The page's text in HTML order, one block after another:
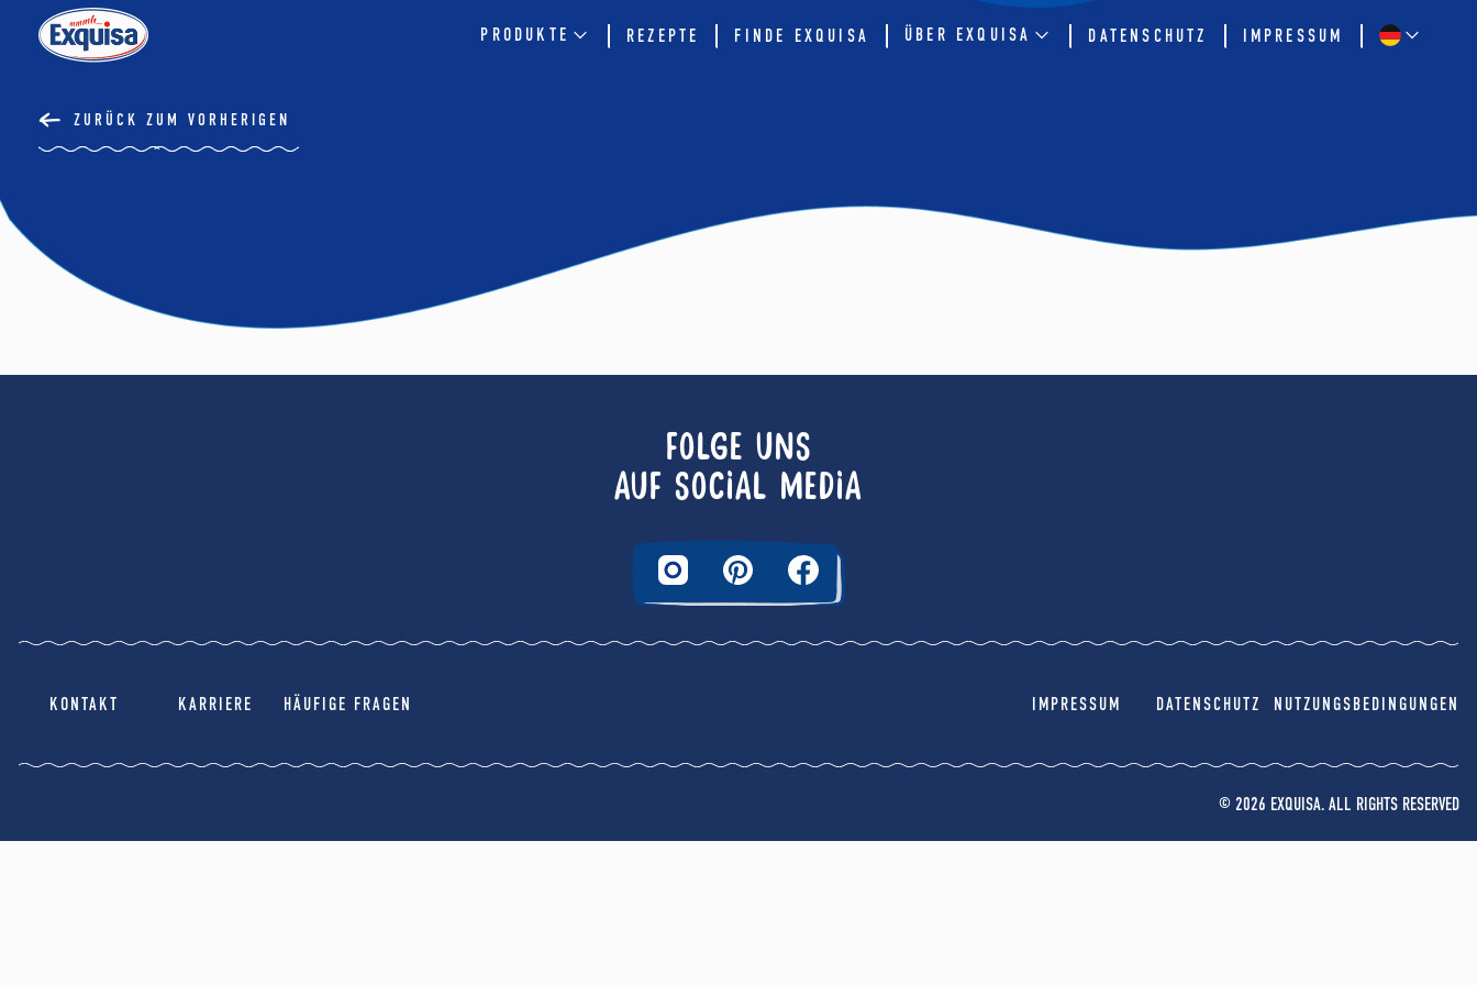
PRODUKTE REZEPTE FINDE EXQUISA ÜBER EXQUISA DATENSCHUTZ IMPRESSUM
ZURÜCK ZUM VORHERIGEN
FOLGE UNS
AUF SOCIAL MEDIA
KONTAKT KARRIERE HÄUFIGE FRAGEN IMPRESSUM DATENSCHUTZ NUTZUNGSBEDINGUNGEN
© 2026 EXQUISA. ALL RIGHTS RESERVED